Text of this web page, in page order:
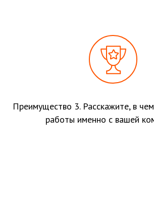
Преимущество 3. Расскажите, в
работы именно с вашей